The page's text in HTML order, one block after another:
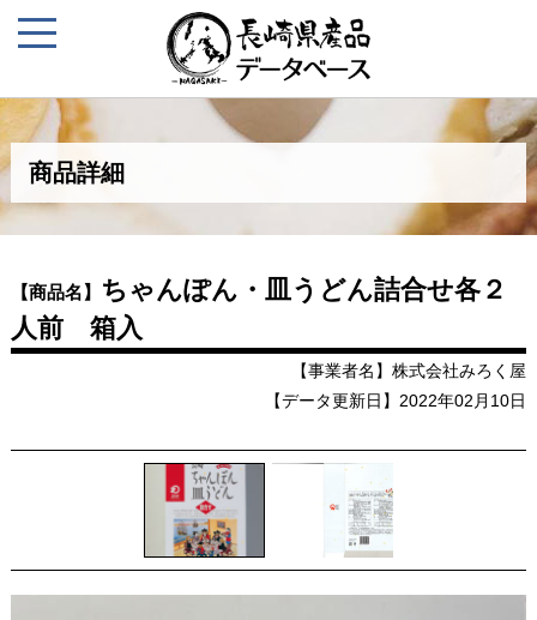
商品詳細
【商品名】
ちゃんぽん・皿うどん詰合せ各２
人前 箱入
【事業者名】株式会社みろく屋
【データ更新日】2022年02月10日